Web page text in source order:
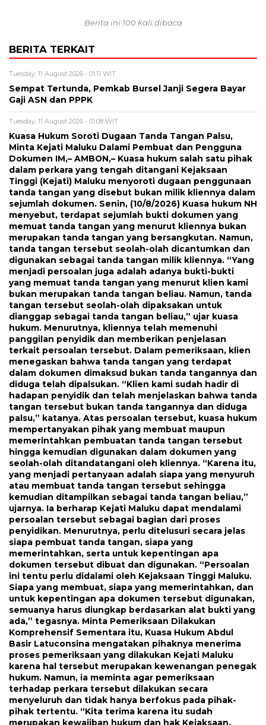
Berita ini 100 kali dibaca
BERITA TERKAIT
Tuesday, 11 August 2026 - 01:11 WIT
Sempat Tertunda, Pemkab Bursel Janji Segera Bayar
Gaji ASN dan PPPK
Tuesday, 11 August 2026 - 01:08 WIT
Kuasa Hukum Soroti Dugaan Tanda Tangan Palsu,
Minta Kejati Maluku Dalami Pembuat dan Pengguna
Dokumen IM,– AMBON,– Kuasa hukum salah satu pihak
dalam perkara yang tengah ditangani Kejaksaan
Tinggi (Kejati) Maluku menyoroti dugaan penggunaan
tanda tangan yang disebut bukan milik kliennya dalam
sejumlah dokumen. Senin, (10/8/2026) Kuasa hukum NH
menyebut, terdapat sejumlah bukti dokumen yang
memuat tanda tangan yang menurut kliennya bukan
merupakan tanda tangan yang bersangkutan. Namun,
tanda tangan tersebut seolah-olah dicantumkan dan
digunakan sebagai tanda tangan milik kliennya. “Yang
menjadi persoalan juga adalah adanya bukti-bukti
yang memuat tanda tangan yang menurut klien kami
bukan merupakan tanda tangan beliau. Namun, tanda
tangan tersebut seolah-olah dipaksakan untuk
dianggap sebagai tanda tangan beliau,” ujar kuasa
hukum. Menurutnya, kliennya telah memenuhi
panggilan penyidik dan memberikan penjelasan
terkait persoalan tersebut. Dalam pemeriksaan, klien
menegaskan bahwa tanda tangan yang terdapat
dalam dokumen dimaksud bukan tanda tangannya dan
diduga telah dipalsukan. “Klien kami sudah hadir di
hadapan penyidik dan telah menjelaskan bahwa tanda
tangan tersebut bukan tanda tangannya dan diduga
palsu,” katanya. Atas persoalan tersebut, kuasa hukum
mempertanyakan pihak yang membuat maupun
memerintahkan pembuatan tanda tangan tersebut
hingga kemudian digunakan dalam dokumen yang
seolah-olah ditandatangani oleh kliennya. “Karena itu,
yang menjadi pertanyaan adalah siapa yang menyuruh
atau membuat tanda tangan tersebut sehingga
kemudian ditampilkan sebagai tanda tangan beliau,”
ujarnya. Ia berharap Kejati Maluku dapat mendalami
persoalan tersebut sebagai bagian dari proses
penyidikan. Menurutnya, perlu ditelusuri secara jelas
siapa pembuat tanda tangan, siapa yang
memerintahkan, serta untuk kepentingan apa
dokumen tersebut dibuat dan digunakan. “Persoalan
ini tentu perlu didalami oleh Kejaksaan Tinggi Maluku.
Siapa yang membuat, siapa yang memerintahkan, dan
untuk kepentingan apa dokumen tersebut digunakan,
semuanya harus diungkap berdasarkan alat bukti yang
ada,” tegasnya. Minta Pemeriksaan Dilakukan
Komprehensif Sementara itu, Kuasa Hukum Abdul
Basir Latuconsina mengatakan pihaknya menerima
proses pemeriksaan yang dilakukan Kejati Maluku
karena hal tersebut merupakan kewenangan penegak
hukum. Namun, ia meminta agar pemeriksaan
terhadap perkara tersebut dilakukan secara
menyeluruh dan tidak hanya berfokus pada pihak-
pihak tertentu. “Kita terima karena itu sudah
merupakan kewajiban hukum dan hak Kejaksaan.